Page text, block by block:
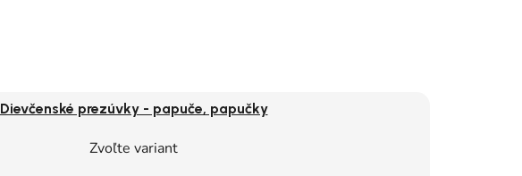
Dievčenské prezúvky - papuče, papučky
Zvoľte variant